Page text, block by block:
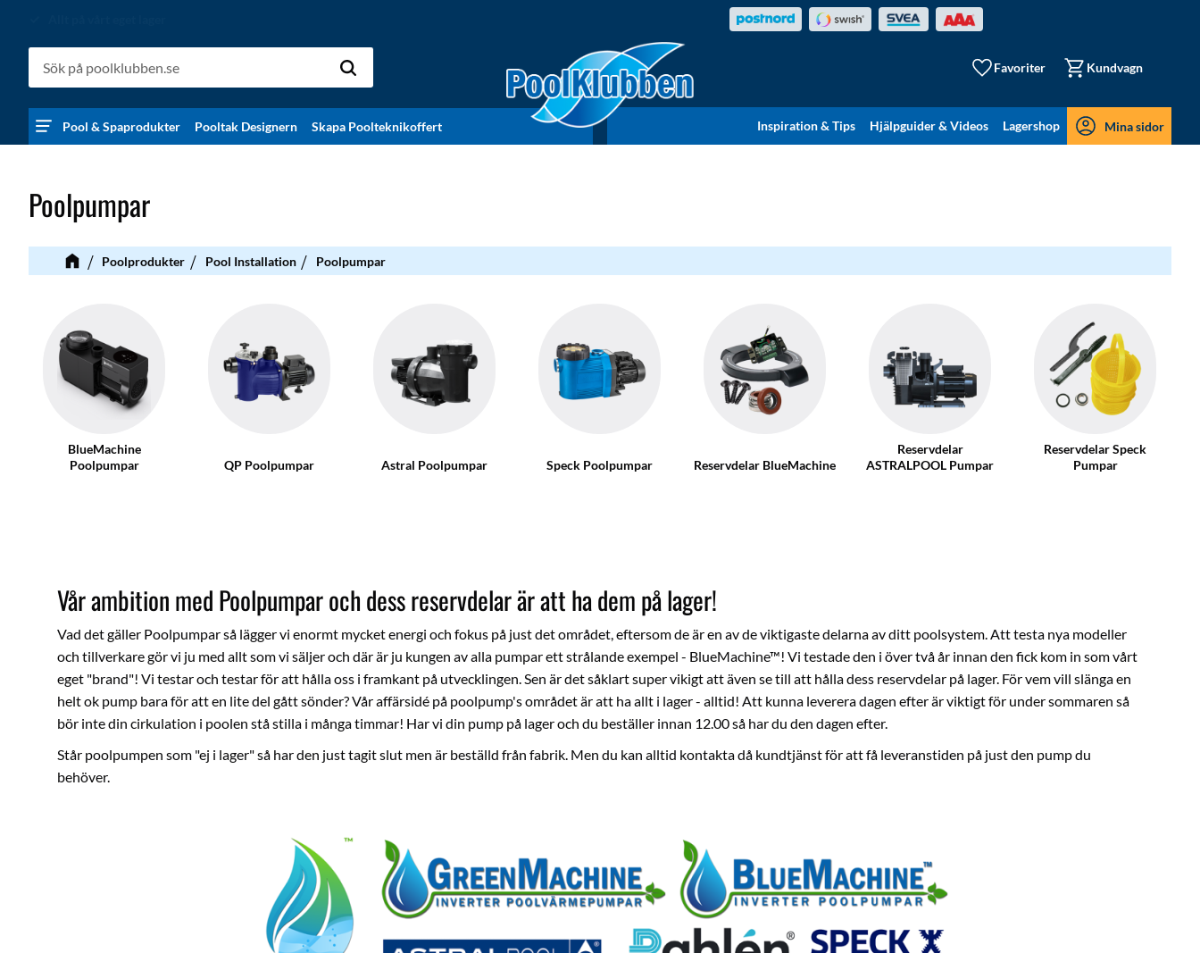
Favoriter Kundvagn
Pool & Spaprodukter Pooltak Designern Skapa Poolteknikoffert Inspiration & Tips Hjälpguider & Videos Lagershop Mina sidor
Poolpumpar
Poolprodukter Pool Installation Poolpumpar
BlueMachine
Poolpumpar
QP Poolpumpar Astral Poolpumpar Speck Poolpumpar Reservdelar BlueMachine
Reservdelar
ASTRALPOOL Pumpar
Reservdelar Speck
Pumpar
Vår ambition med Poolpumpar och dess reservdelar är att ha dem på lager!
Vad det gäller Poolpumpar så lägger vi enormt mycket energi och fokus på just det området, eftersom de är en av de viktigaste delarna av ditt poolsystem. Att testa nya modeller
och tillverkare gör vi ju med allt som vi säljer och där är ju kungen av alla pumpar ett strålande exempel - BlueMachine™! Vi testade den i över två år innan den fick kom in som vårt
eget "brand"! Vi testar och testar för att hålla oss i framkant på utvecklingen. Sen är det såklart super vikigt att även se till att hålla dess reservdelar på lager. För vem vill slänga en
helt ok pump bara för att en lite del gått sönder? Vår affärsidé på poolpump's området är att ha allt i lager - alltid! Att kunna leverera dagen efter är viktigt för under sommaren så
bör inte din cirkulation i poolen stå stilla i många timmar! Har vi din pump på lager och du beställer innan 12.00 så har du den dagen efter.
Står poolpumpen som "ej i lager" så har den just tagit slut men är beställd från fabrik. Men du kan alltid kontakta då kundtjänstför att få leveranstiden på just den pump du
behöver.